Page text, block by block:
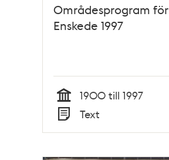
Områdesprogram för
Enskede 1997
Tid
1900 till 1997
Typ
Text